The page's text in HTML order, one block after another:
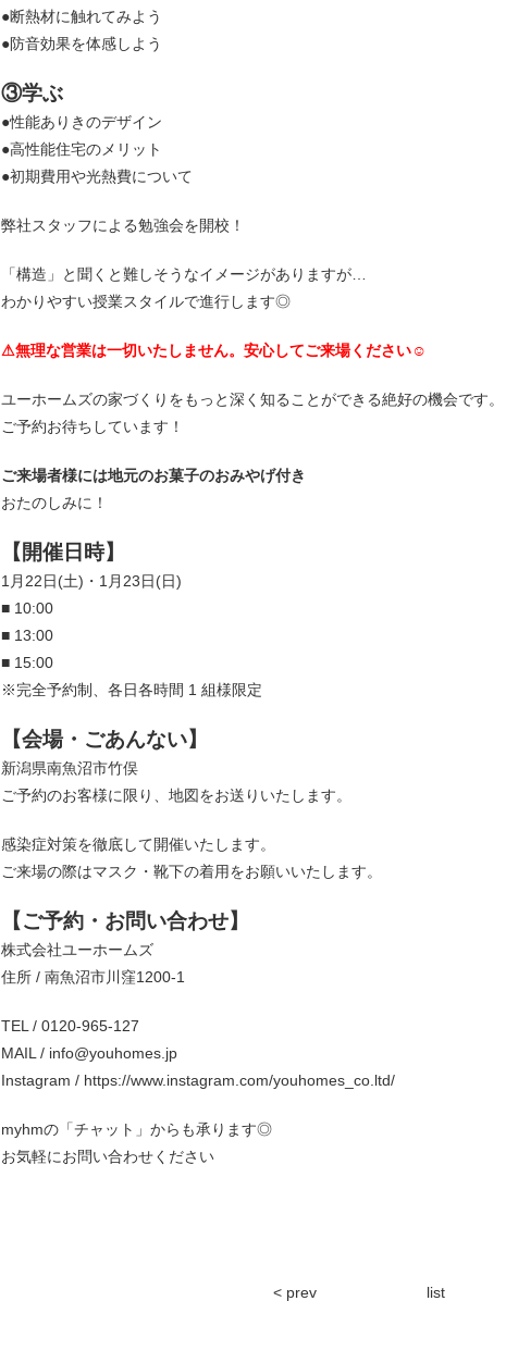
●断熱材に触れてみよう
●防音効果を体感しよう
③学ぶ
●性能ありきのデザイン
●高性能住宅のメリット
●初期費用や光熱費について
弊社スタッフによる勉強会を開校！
「構造」と聞くと難しそうなイメージがありますが…
わかりやすい授業スタイルで進行します◎
⚠︎無理な営業は一切いたしません。安心してご来場ください☺︎
ユーホームズの家づくりをもっと深く知ることができる絶好の機会です。
ご予約お待ちしています！
ご来場者様には地元のお菓子のおみやげ付き
おたのしみに！
【開催日時】
1月22日(土)・1月23日(日)
■ 10:00
■ 13:00
■ 15:00
※完全予約制、各日各時間 1 組様限定
【会場・ごあんない】
新潟県南魚沼市竹俣
ご予約のお客様に限り、地図をお送りいたします。
感染症対策を徹底して開催いたします。
ご来場の際はマスク・靴下の着用をお願いいたします。
【ご予約・お問い合わせ】
株式会社ユーホームズ
住所 / 南魚沼市川窪1200-1
TEL / 0120-965-127
MAIL / info@youhomes.jp
Instagram / https://www.instagram.com/youhomes_co.ltd/
myhmの「チャット」からも承ります◎
お気軽にお問い合わせください
< prev list